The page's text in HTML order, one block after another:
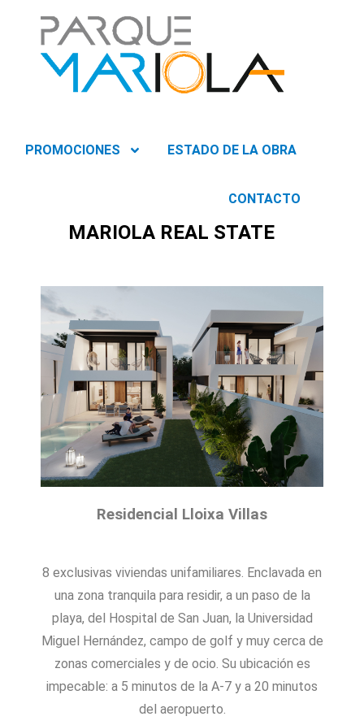
PROMOCIONES ESTADO DE LA OBRA
CONTACTO
MARIOLA REAL STATE
Residencial Lloixa Villas
8 exclusivas viviendas unifamiliares. Enclavada en
una zona tranquila para residir, a un paso de la
playa, del Hospital de San Juan, la Universidad
Miguel Hernández, campo de golf y muy cerca de
zonas comerciales y de ocio. Su ubicación es
impecable: a 5 minutos de la A-7 y a 20 minutos
del aeropuerto.